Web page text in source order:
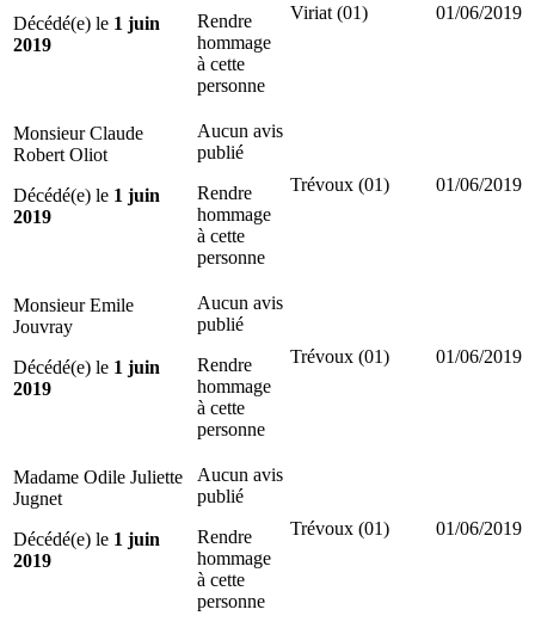
Décédé(e) le 1 juin
2019
Rendre
hommage
à cette
personne
Viriat (01) 01/06/2019
Monsieur Claude
Robert Oliot
Décédé(e) le 1 juin
2019
Aucun avis
publié
Rendre
hommage
à cette
personne
Trévoux (01) 01/06/2019
Monsieur Emile
Jouvray
Décédé(e) le 1 juin
2019
Aucun avis
publié
Rendre
hommage
à cette
personne
Trévoux (01) 01/06/2019
Madame Odile Juliette
Jugnet
Décédé(e) le 1 juin
2019
Aucun avis
publié
Rendre
hommage
à cette
personne
Trévoux (01) 01/06/2019